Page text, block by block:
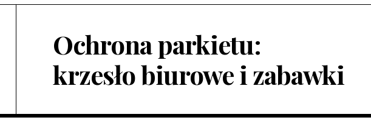
Ochrona parkietu:
krzesło biurowe i zabawki